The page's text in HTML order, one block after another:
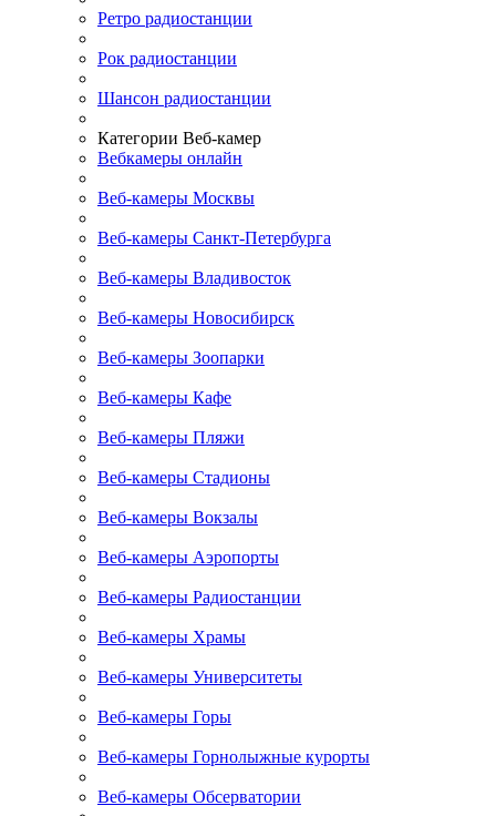
Ретро радиостанции
Рок радиостанции
Шансон радиостанции
Категории Веб-камер
Вебкамеры онлайн
Веб-камеры Москвы
Веб-камеры Санкт-Петербурга
Веб-камеры Владивосток
Веб-камеры Новосибирск
Веб-камеры Зоопарки
Веб-камеры Кафе
Веб-камеры Пляжи
Веб-камеры Стадионы
Веб-камеры Вокзалы
Веб-камеры Аэропорты
Веб-камеры Радиостанции
Веб-камеры Храмы
Веб-камеры Университеты
Веб-камеры Горы
Веб-камеры Горнолыжные курорты
Веб-камеры Обсерватории